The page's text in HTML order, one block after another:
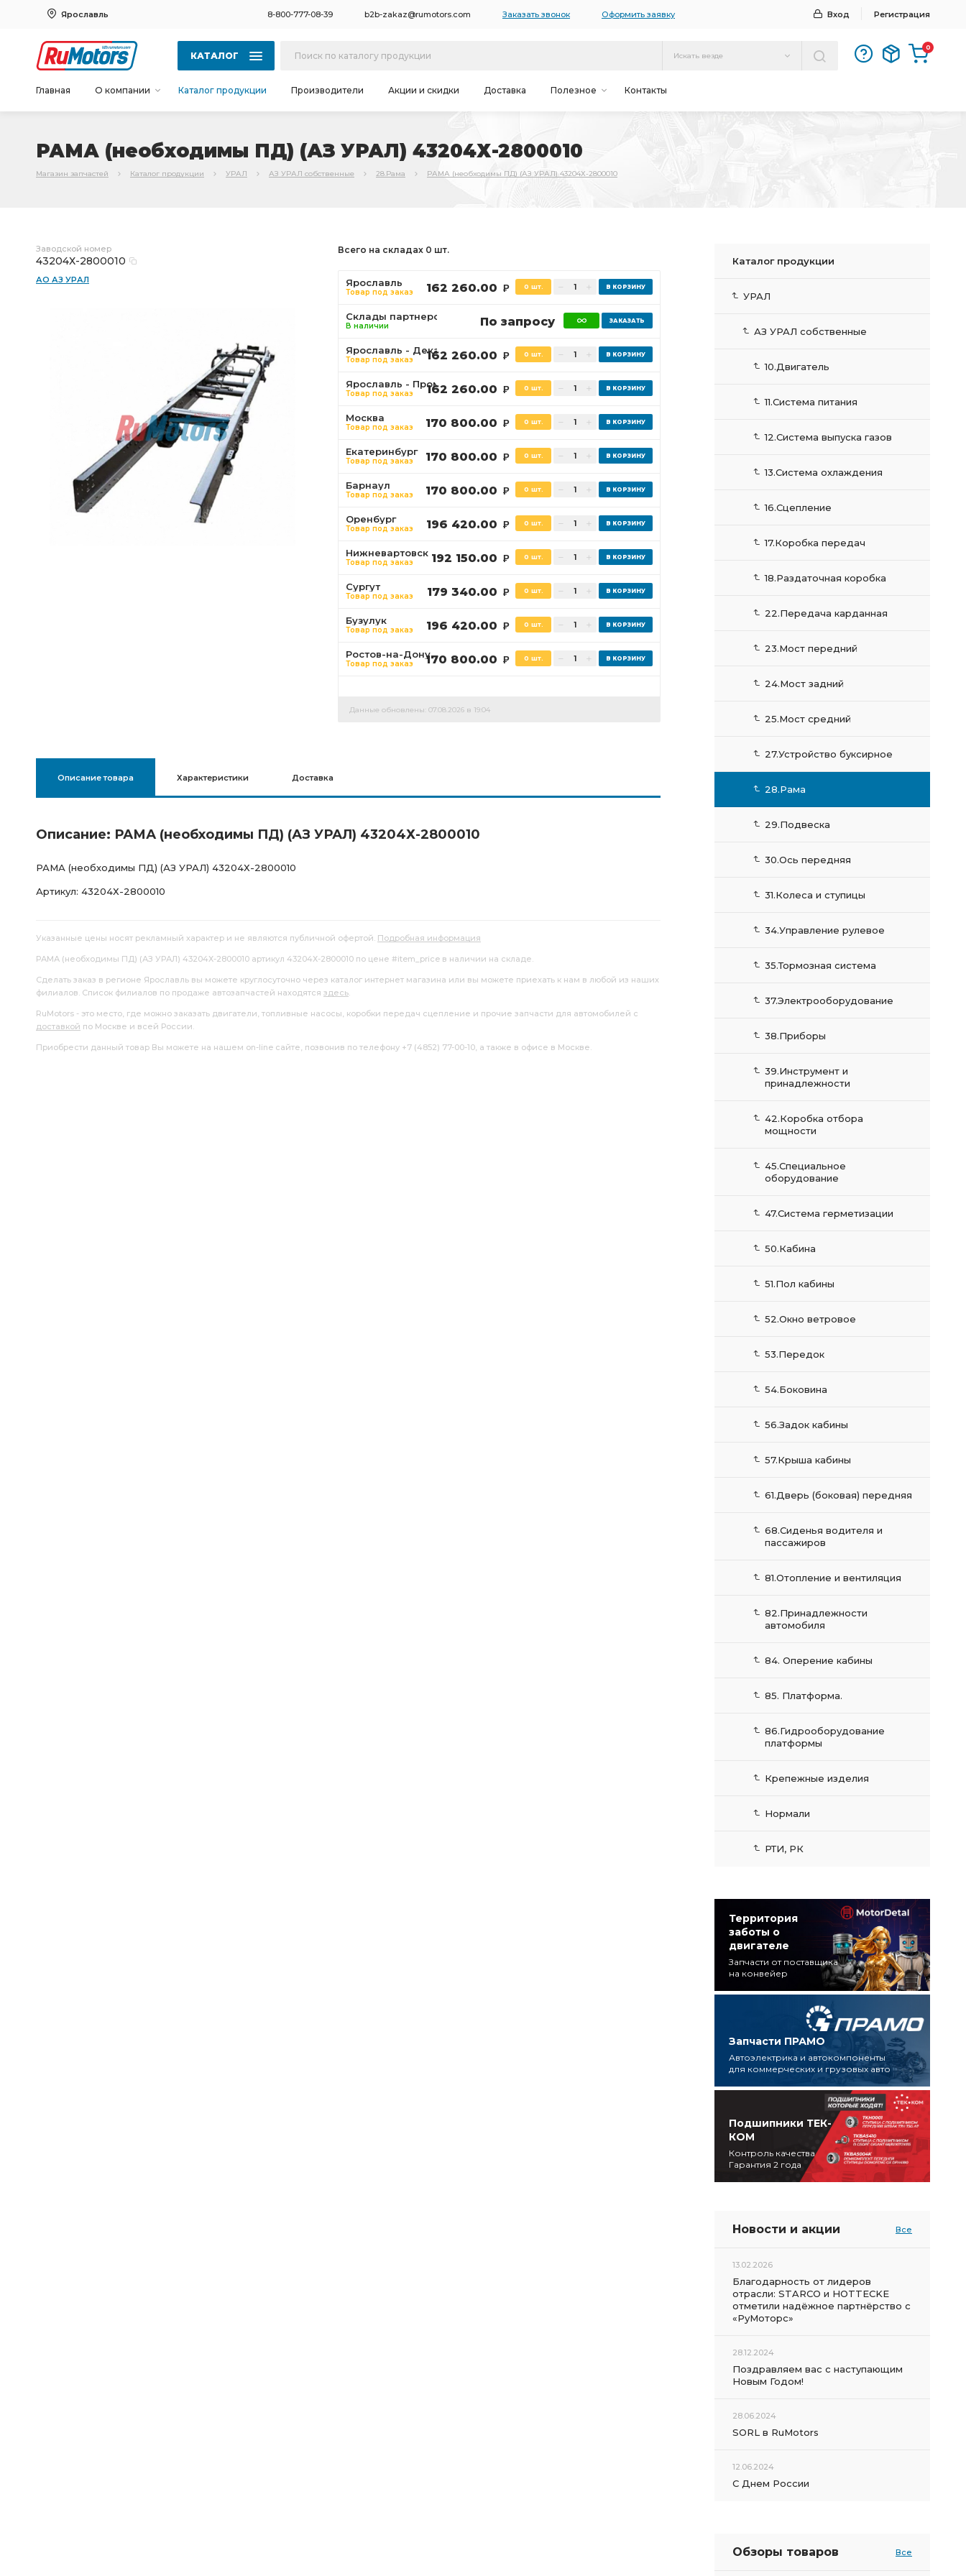
Ярославль 8-800-777-08-39 b2b-zakaz@rumotors.com Заказать звонок Оформить заявку Вход Регистрация
КАТАЛОГ Искать везде
0
Главная О компании Каталог продукции Производители Акции и скидки Доставка Полезное Контакты
РАМА (необходимы ПД) (АЗ УРАЛ) 43204Х-2800010
Магазин запчастей Каталог продукции УРАЛ АЗ УРАЛ собственные 28.Рама РАМА (необходимы ПД) (АЗ УРАЛ) 43204Х-2800010
Заводской номер
43204Х-2800010
АО АЗ УРАЛ
Всего на складах 0 шт.
Ярославль
Товар под заказ 162 260.00 Р 0 шт.
Склады партнеров
В наличии По запросу
Ярославль - Декабристов
Товар под заказ 162 260.00 Р 0 шт.
Ярославль - Промышленная
Товар под заказ 162 260.00 Р 0 шт.
Москва
Товар под заказ 170 800.00 Р 0 шт.
Екатеринбург
Товар под заказ 170 800.00 Р 0 шт.
Барнаул
Товар под заказ 170 800.00 Р 0 шт.
Оренбург
Товар под заказ 196 420.00 Р 0 шт.
Нижневартовск
Товар под заказ 192 150.00 Р 0 шт.
Сургут
Товар под заказ 179 340.00 Р 0 шт.
Бузулук
Товар под заказ 196 420.00 Р 0 шт.
Ростов-на-Дону
Товар под заказ 170 800.00 Р 0 шт.
Данные обновлены: 07.08.2026 в 19:04
Описание товара Характеристики Доставка
Описание: РАМА (необходимы ПД) (АЗ УРАЛ) 43204Х-2800010
РАМА (необходимы ПД) (АЗ УРАЛ) 43204Х-2800010
Артикул: 43204Х-2800010
Указанные цены носят рекламный характер и не являются публичной офертой. Подробная информация
РАМА (необходимы ПД) (АЗ УРАЛ) 43204Х-2800010 артикул 43204Х-2800010 по цене #item_price в наличии на складе.
Сделать заказ в регионе Ярославль вы можете круглосуточно через каталог интернет магазина или вы можете приехать к нам в любой из наших
филиалов. Список филиалов по продаже автозапчастей находятся здесь.
RuMotors - это место, где можно заказать двигатели, топливные насосы, коробки передач сцепление и прочие запчасти для автомобилей с
доставкой по Москве и всей России.
Приобрести данный товар Вы можете на нашем on-line сайте, позвонив по телефону +7 (4852) 77-00-10, а также в офисе в Москве.
Каталог продукции
УРАЛ
АЗ УРАЛ собственные
10.Двигатель
11.Система питания
12.Система выпуска газов
13.Система охлаждения
16.Сцепление
17.Коробка передач
18.Раздаточная коробка
22.Передача карданная
23.Мост передний
24.Мост задний
25.Мост средний
27.Устройство буксирное
28.Рама
29.Подвеска
30.Ось передняя
31.Колеса и ступицы
34.Управление рулевое
35.Тормозная система
37.Электрооборудование
38.Приборы
39.Инструмент и
принадлежности
42.Коробка отбора
мощности
45.Специальное
оборудование
47.Система герметизации
50.Кабина
51.Пол кабины
52.Окно ветровое
53.Передок
54.Боковина
56.Задок кабины
57.Крыша кабины
61.Дверь (боковая) передняя
68.Сиденья водителя и
пассажиров
81.Отопление и вентиляция
82.Принадлежности
автомобиля
84. Оперение кабины
85. Платформа.
86.Гидрооборудование
платформы
Крепежные изделия
Нормали
РТИ, РК
Территория
заботы о
двигателе
Запчасти от поставщика
на конвейер
Запчасти ПРАМО
Автоэлектрика и автокомпоненты
для коммерческих и грузовых авто
Подшипники ТЕК-
КОМ
Контроль качества
Гарантия 2 года
Новости и акции Все
13.02.2026
Благодарность от лидеров
отрасли: STARCO и HOTTECKE
отметили надёжное партнёрство с
«РуМоторс»
28.12.2024
Поздравляем вас с наступающим
Новым Годом!
28.06.2024
SORL в RuMotors
12.06.2024
С Днем России
Обзоры товаров Все